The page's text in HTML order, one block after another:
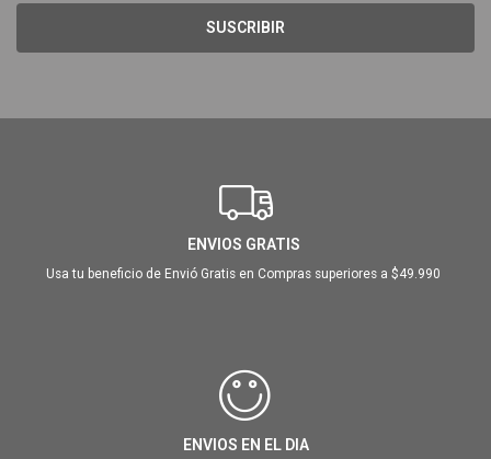
SUSCRIBIR
ENVIOS GRATIS
Usa tu beneficio de Envió Gratis en Compras superiores a $49.990
ENVIOS EN EL DIA